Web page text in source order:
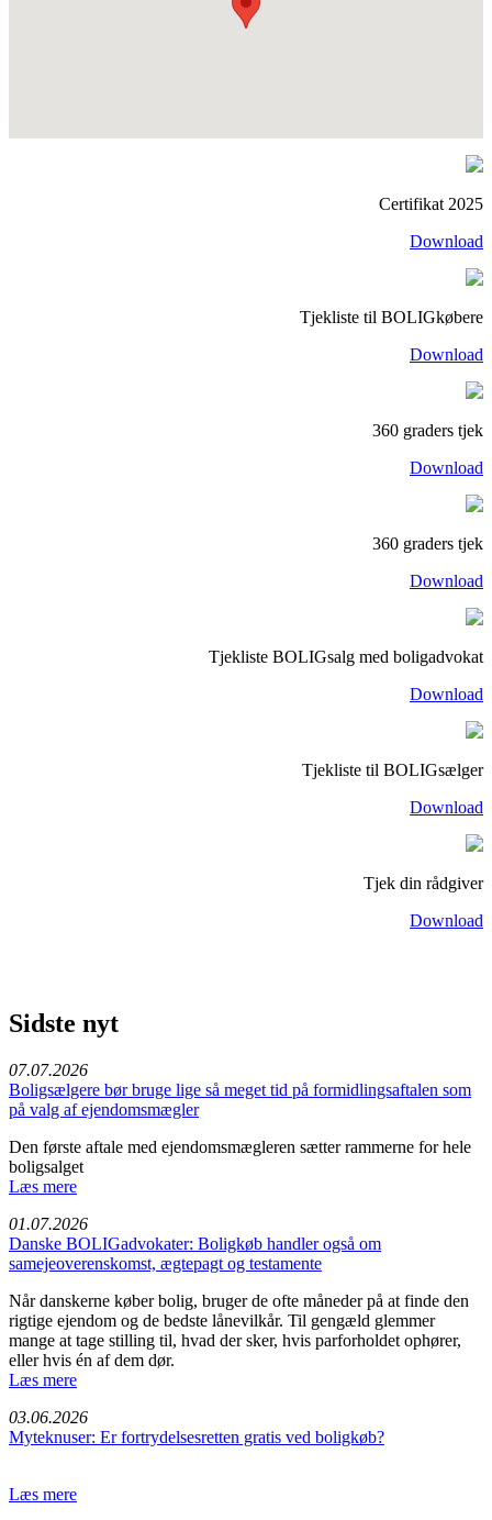
Certifikat 2025
Download
Tjekliste til BOLIGkøbere
Download
360 graders tjek
Download
360 graders tjek
Download
Tjekliste BOLIGsalg med boligadvokat
Download
Tjekliste til BOLIGsælger
Download
Tjek din rådgiver
Download
Sidste nyt
07.07.2026
Boligsælgere bør bruge lige så meget tid på formidlingsaftalen som
på valg af ejendomsmægler
Den første aftale med ejendomsmægleren sætter rammerne for hele
boligsalget
Læs mere
01.07.2026
Danske BOLIGadvokater: Boligkøb handler også om
samejeoverenskomst, ægtepagt og testamente
Når danskerne køber bolig, bruger de ofte måneder på at finde den
rigtige ejendom og de bedste lånevilkår. Til gengæld glemmer
mange at tage stilling til, hvad der sker, hvis parforholdet ophører,
eller hvis én af dem dør.
Læs mere
03.06.2026
Myteknuser: Er fortrydelsesretten gratis ved boligkøb?
Læs mere